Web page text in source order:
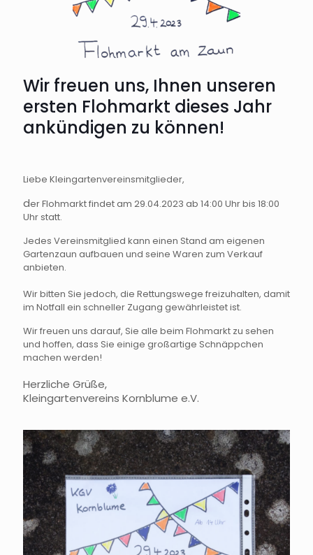
Wir freuen uns, Ihnen unseren
ersten Flohmarkt dieses Jahr
ankündigen zu können!
Liebe Kleingartenvereinsmitglieder,
der Flohmarkt findet am 29.04.2023 ab 14:00 Uhr bis 18:00
Uhr statt.
Jedes Vereinsmitglied kann einen Stand am eigenen
Gartenzaun aufbauen und seine Waren zum Verkauf
anbieten.
Wir bitten Sie jedoch, die Rettungswege freizuhalten, damit
im Notfall ein schneller Zugang gewährleistet ist.
Wir freuen uns darauf, Sie alle beim Flohmarkt zu sehen
und hoffen, dass Sie einige großartige Schnäppchen
machen werden!
Herzliche Grüße,
Kleingartenvereins Kornblume e.V.